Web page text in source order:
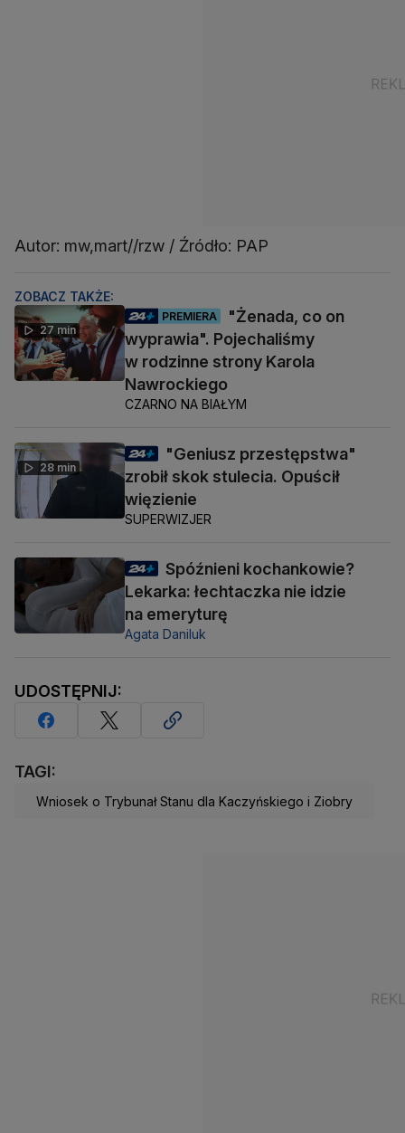
Autor: mw,mart//rzw / Źródło: PAP
ZOBACZ TAKŻE:
27 min
PREMIERA
"Żenada, co on
wyprawia". Pojechaliśmy
w rodzinne strony Karola
Nawrockiego
CZARNO NA BIAŁYM
28 min
"Geniusz przestępstwa"
zrobił skok stulecia. Opuścił
więzienie
SUPERWIZJER
Spóźnieni kochankowie?
Lekarka: łechtaczka nie idzie
na emeryturę
Agata Daniluk
UDOSTĘPNIJ:
TAGI:
Wniosek o Trybunał Stanu dla Kaczyńskiego i Ziobry